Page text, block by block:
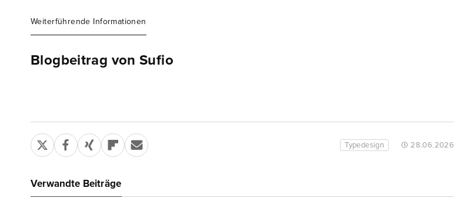
Weiterführende Informationen
Blogbeitrag von Sufio
Typedesign 28.06.2026
Verwandte Beiträge